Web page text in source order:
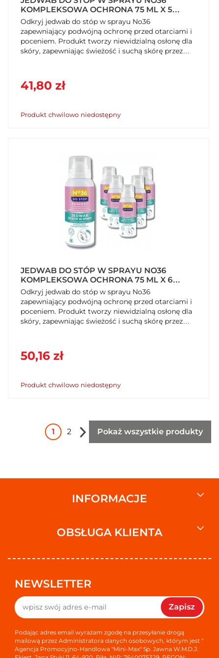
KOMPLEKSOWA OCHRONA 75 ML X 5
SZTUK
Odkryj jedwab do stóp w sprayu No36
zapewniający podwójną ochronę przed otarciami i
poceniem. Produkt tworzy niewidzialną osłonę dla
skóry, zapewniając świeżość i suchą skórę przez
41,80 zł
Produkt chwilowo niedostępny
JEDWAB DO STÓP W SPRAYU NO36
KOMPLEKSOWA OCHRONA 75 ML X 6
SZTUK
Odkryj jedwab do stóp w sprayu No36
zapewniający podwójną ochronę przed otarciami i
poceniem. Produkt tworzy niewidzialną osłonę dla
skóry, zapewniając świeżość i suchą skórę przez
50,16 zł
Produkt chwilowo niedostępny
1 2 Pokaż wszystkie produkty
INFORMACJE
OBSŁUGA KLIENTA
NEWSLETTER
Zapisz
Podając adres email wyrażam zgodę na przesyłanie drogą
mailową przez Administratora danych osobowych, którym jest "
Agencja Promocyjno-Handlowa "Mini-Max" Sp. Jawna W.M.D.J.